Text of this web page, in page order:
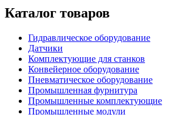
Каталог товаров
Гидравлическое оборудование
Датчики
Комплектующие для станков
Конвейерное оборудование
Пневматическое оборудование
Промышленная фурнитура
Промышленные комплектующие
Промышленные модули